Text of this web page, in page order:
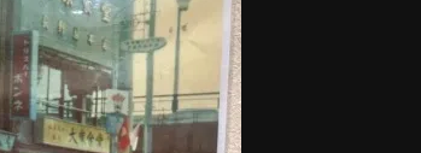
che hanno cambiato per…